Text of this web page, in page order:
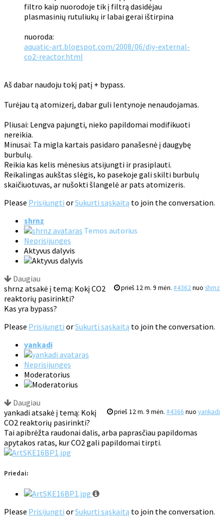
filtro kaip nuorodoje tik į filtrą dasidėjau
plasmasinių rutuliukų ir labai gerai ištirpina
nuoroda:
aquatic-art.blogspot.com/2008/06/diy-external-
co2-reactor.html
Aš dabar naudoju tokį patį + bypass.
Turėjau tą atomizerį, dabar guli lentynoje nenaudojamas.
Pliusai: Lengva pajungti, nieko papildomai modifikuoti
nereikia.
Minusai: Ta migla kartais pasidaro panašesnė į daugybę
burbulų.
Reikia kas kelis mėnesius atsijungti ir prasiplauti.
Reikalingas aukštas slėgis, ko pasekoje gali skilti burbulų
skaičiuotuvas, ar nušokti šlangelė ar pats atomizeris.
Please Prisijungti orSukurti sąskaitą to join the conversation.
shrnz
Temos autorius
Neprisijungęs
Aktyvus dalyvis
Daugiau
prieš 12 m. 9 mėn. #4362nuo shrnz
shrnz atsakė į temą: Kokį CO2
reaktorių pasirinkti?
Kas yra bypass?
Please Prisijungti orSukurti sąskaitą to join the conversation.
yankadi
Neprisijungęs
Moderatorius
Daugiau
prieš 12 m. 9 mėn. #4366 nuo yankadi
yankadi atsakė į temą: Kokį
CO2 reaktorių pasirinkti?
Tai apibrėžta raudonai dalis, arba paprasčiau papildomas
apytakos ratas, kur CO2 gali papildomai tirpti.
Priedai:
Please Prisijungti orSukurti sąskaitą to join the conversation.